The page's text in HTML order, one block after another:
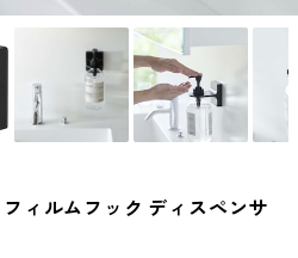
ィルムフック ディスペンサ